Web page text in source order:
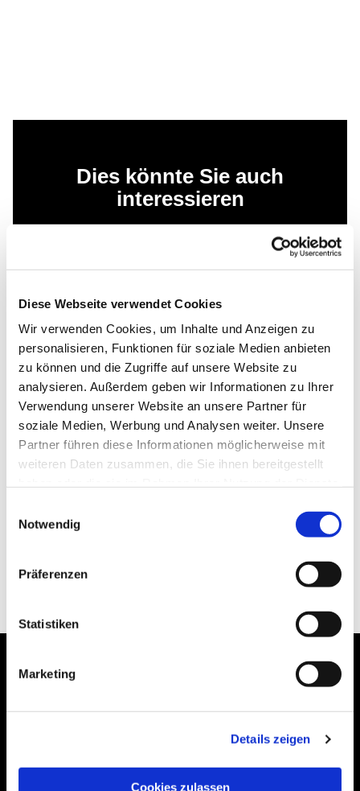
Diese Webseite verwendet Cookies
Wir verwenden Cookies, um Inhalte und Anzeigen zu
personalisieren, Funktionen für soziale Medien anbieten
zu können und die Zugriffe auf unsere Website zu
analysieren. Außerdem geben wir Informationen zu Ihrer
Verwendung unserer Website an unsere Partner für
soziale Medien, Werbung und Analysen weiter. Unsere
Partner führen diese Informationen möglicherweise mit
weiteren Daten zusammen, die Sie ihnen bereitgestellt
Notwendig
Präferenzen
Statistiken
Marketing
Details zeigen
Cookies zulassen
Dies könnte Sie auch
interessieren